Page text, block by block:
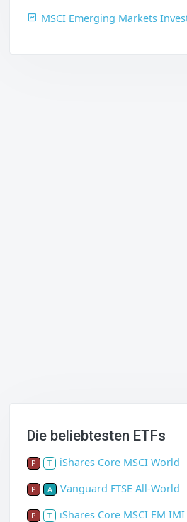
MSCI Emerging Markets
Die beliebtesten ETFs
P T iShares Core MSCI World
P A Vanguard FTSE All-World
P T iShares Core MSCI EM IMI